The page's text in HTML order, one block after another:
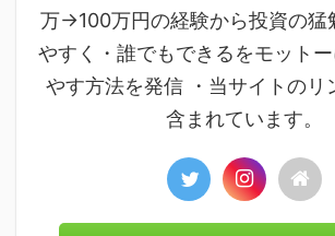
万→100万円の経験から投資の猛
やすく・誰でもできるをモット
やす方法を発信 ・当サイトのリ
含まれています。